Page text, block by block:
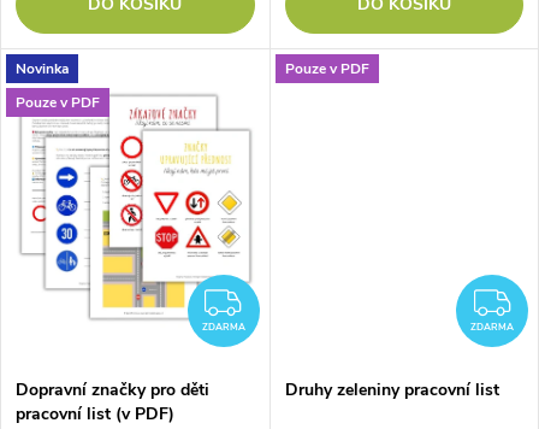
ů
t
ů
Novinka
Pouze v PDF
ZDARMA
ZDARMA
Dopravní značky pro děti
pracovní list (v PDF)
Pouze v PDF
ZDARMA
Druhy zeleniny pracovní list